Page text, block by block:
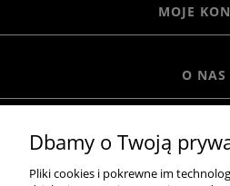
MOJE
O NAS
Dbamy o Twoją
Pliki cookies i pokrewne im